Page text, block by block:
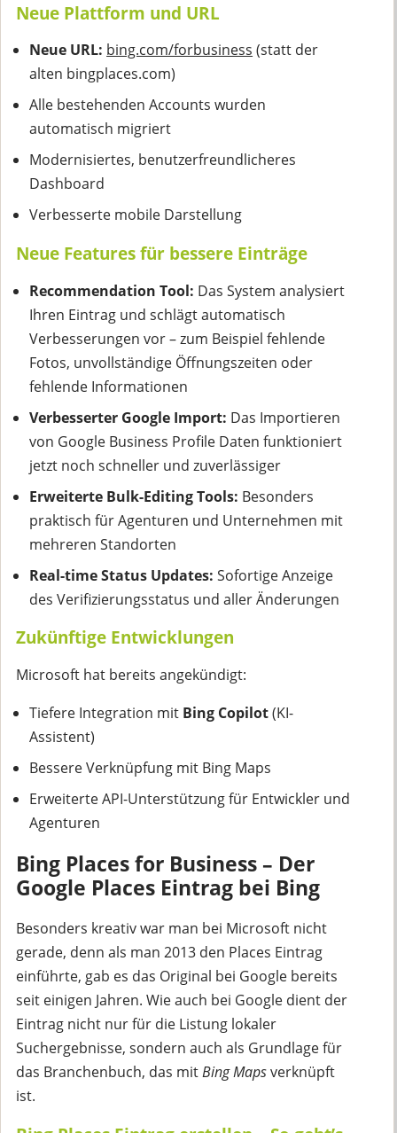
Neue Plattform und URL
Neue URL: bing.com/forbusiness (statt der
alten bingplaces.com)
Alle bestehenden Accounts wurden
automatisch migriert
Modernisiertes, benutzerfreundlicheres
Dashboard
Verbesserte mobile Darstellung
Neue Features für bessere Einträge
Recommendation Tool: Das System analysiert
Ihren Eintrag und schlägt automatisch
Verbesserungen vor – zum Beispiel fehlende
Fotos, unvollständige Öffnungszeiten oder
fehlende Informationen
Verbesserter Google Import: Das Importieren
von Google Business Profile Daten funktioniert
jetzt noch schneller und zuverlässiger
Erweiterte Bulk-Editing Tools: Besonders
praktisch für Agenturen und Unternehmen mit
mehreren Standorten
Real-time Status Updates: Sofortige Anzeige
des Verifizierungsstatus und aller Änderungen
Zukünftige Entwicklungen
Microsoft hat bereits angekündigt:
Tiefere Integration mit Bing Copilot(KI-
Assistent)
Bessere Verknüpfung mit Bing Maps
Erweiterte API-Unterstützung für Entwickler und
Agenturen
Bing Places for Business – Der
Google Places Eintrag bei Bing
Besonders kreativ war man bei Microsoft nicht
gerade, denn als man 2013 den Places Eintrag
einführte, gab es das Original bei Google bereits
seit einigen Jahren. Wie auch bei Google dient der
Eintrag nicht nur für die Listung lokaler
Suchergebnisse, sondern auch als Grundlage für
das Branchenbuch, das mitBing Mapsverknüpft
ist.